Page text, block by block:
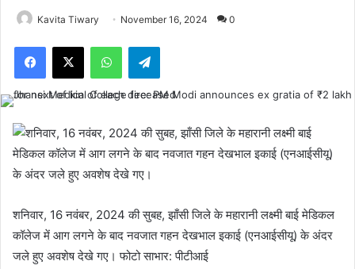
Kavita Tiwary November 16, 2024 0
Facebook
X WhatsAppTelegram
शनिवार, 16 नवंबर, 2024 की सुबह, झाँसी जिले के महारानी लक्ष्मी बाई मेडिकल
कॉलेज में आग लगने के बाद नवजात गहन देखभाल इकाई (एनआईसीयू) के अंदर
जले हुए अवशेष देखे गए। फोटो साभार: पीटीआई